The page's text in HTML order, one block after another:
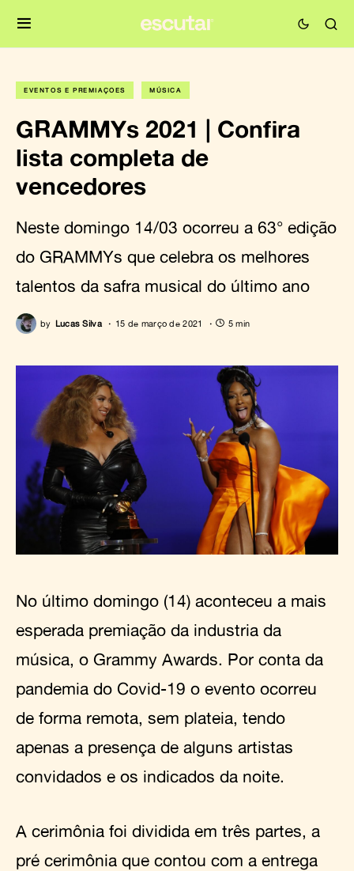
EVENTOS E PREMIAÇÕES MÚSICA
GRAMMYs 2021 | Confira
lista completa de
vencedores
Neste domingo 14/03 ocorreu a 63° edição
do GRAMMYs que celebra os melhores
talentos da safra musical do último ano
by Lucas Silva 15 de março de 2021 5 min
No último domingo (14) aconteceu a mais
esperada premiação da industria da
música, o Grammy Awards. Por conta da
pandemia do Covid-19 o evento ocorreu
de forma remota, sem plateia, tendo
apenas a presença de alguns artistas
convidados e os indicados da noite.
A cerimônia foi dividida em três partes, a
pré cerimônia que contou com a entrega